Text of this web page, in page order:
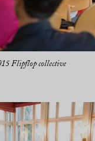
Flipflop collective